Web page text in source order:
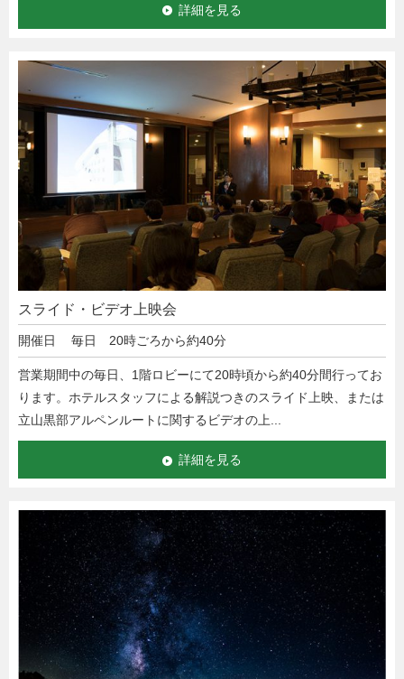
詳細を見る
スライド・ビデオ上映会
開催日 毎日 20時ごろから約40分
営業期間中の毎日、1階ロビーにて20時頃から約40分間行ってお
ります。ホテルスタッフによる解説つきのスライド上映、または
立山黒部アルペンルートに関するビデオの上...
詳細を見る